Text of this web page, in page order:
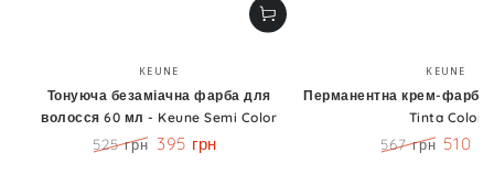
Бренд:
KEUNE
Тонуюча безаміачна фарба для
волосся 60 мл - Keune Semi Color
525 грн 395 грн
KEUNE
Перманентна крем-фарба
Tinta Color
567 грн 510